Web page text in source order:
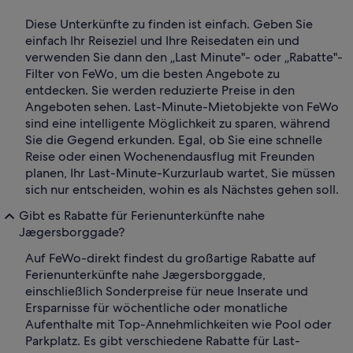
Diese Unterkünfte zu finden ist einfach. Geben Sie
einfach Ihr Reiseziel und Ihre Reisedaten ein und
verwenden Sie dann den „Last Minute"- oder „Rabatte"-
Filter von FeWo, um die besten Angebote zu
entdecken. Sie werden reduzierte Preise in den
Angeboten sehen. Last-Minute-Mietobjekte von FeWo
sind eine intelligente Möglichkeit zu sparen, während
Sie die Gegend erkunden. Egal, ob Sie eine schnelle
Reise oder einen Wochenendausflug mit Freunden
planen, Ihr Last-Minute-Kurzurlaub wartet, Sie müssen
sich nur entscheiden, wohin es als Nächstes gehen soll.
Gibt es Rabatte für Ferienunterkünfte nahe
Jægersborggade?
Auf FeWo-direkt findest du großartige Rabatte auf
Ferienunterkünfte nahe Jægersborggade,
einschließlich Sonderpreise für neue Inserate und
Ersparnisse für wöchentliche oder monatliche
Aufenthalte mit Top-Annehmlichkeiten wie Pool oder
Parkplatz. Es gibt verschiedene Rabatte für Last-